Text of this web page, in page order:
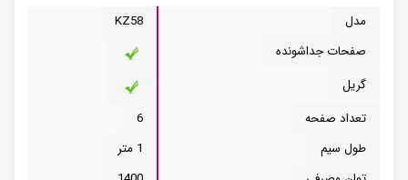
مدل
KZ58
صفحات جداشونده
گریل
تعداد صفحه
6
طول سیم
1 متر